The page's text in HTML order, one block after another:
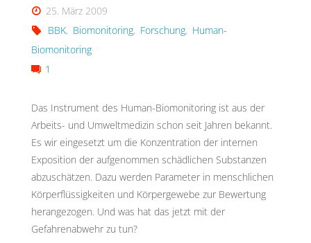
25. März 2009
BBK, Biomonitoring, Forschung, Human-
Biomonitoring
1
Das Instrument des Human-Biomonitoring ist aus der
Arbeits- und Umweltmedizin schon seit Jahren bekannt.
Es wir eingesetzt um die Konzentration der internen
Exposition der aufgenommen schädlichen Substanzen
abzuschätzen. Dazu werden Parameter in menschlichen
Körperflüssigkeiten und Körpergewebe zur Bewertung
herangezogen. Und was hat das jetzt mit der
Gefahrenabwehr zu tun?